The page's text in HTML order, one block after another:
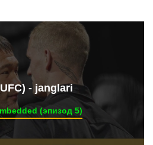
- janglari
(эпизод 5)